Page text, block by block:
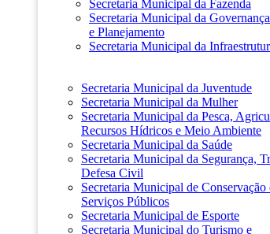
Secretaria Municipal da Fazenda
Secretaria Municipal da
e Planejamento
Secretaria Municipal da
Secretaria Municipal da Juventude
Secretaria Municipal da Mulher
Secretaria Municipal da Pesca,
Recursos Hídricos e Meio Ambiente
Secretaria Municipal da Saúde
Secretaria Municipal da Segurança,
Defesa Civil
Secretaria Municipal de Conservação
Serviços Públicos
Secretaria Municipal de Esporte
Secretaria Municipal do Turismo e